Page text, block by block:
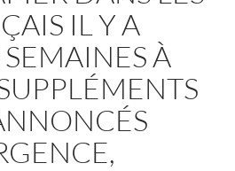
IL Y A
À